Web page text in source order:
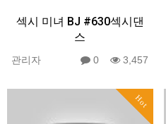
섹시 미녀 BJ #630섹시댄
스
관리자 0 3,457
Hot